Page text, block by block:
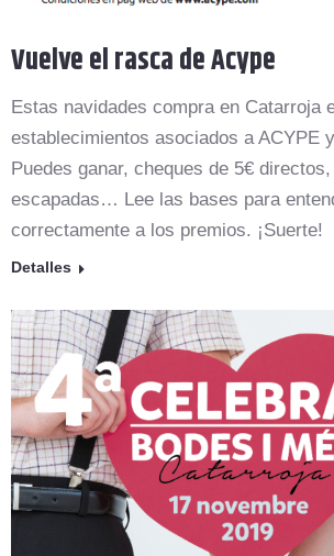
Vuelve el rasca de Acype
Estas navidades compra en Catarroja
establecimientos asociados a ACYPE
Puedes ganar, cheques de 5€
escapadas… Lee las bases para
correctamente a los premios. ¡Suerte!
Detalles